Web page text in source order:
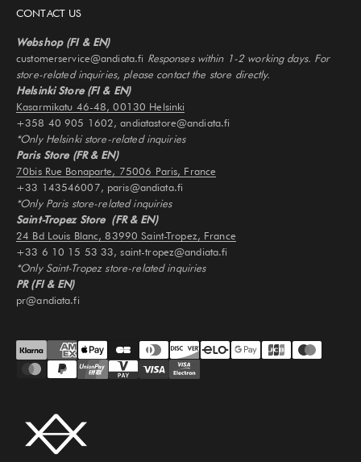
CONTACT US
Webshop (FI & EN)
customerservice@andiata.fi Responses within 1-2 working days. For
store-related inquiries, please contact the store directly.
Helsinki Store (FI & EN)
Kasarmikatu 46-48, 00130 Helsinki
+358 40 905 1602, andiatastore@andiata.fi
*Only Helsinki store-related inquiries
Paris Store (FR & EN)
70bis Rue Bonaparte, 75006 Paris, France
+33 143546007, paris@andiata.fi
*Only Paris store-related inquiries
Saint-Tropez Store (FR & EN)
24 Bd Louis Blanc, 83990 Saint-Tropez, France
+33 6 10 15 53 33, saint-tropez@andiata.fi
*Only Saint-Tropez store-related inquiries
PR (FI & EN)
pr@andiata.fi